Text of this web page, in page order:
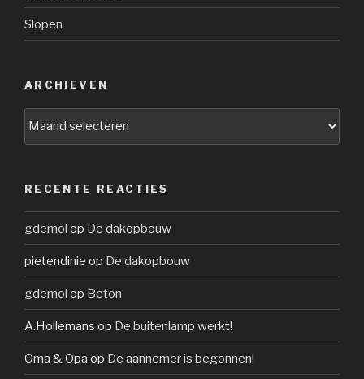
Slopen
ARCHIEVEN
RECENTE REACTIES
gdemol op De dakopbouw
pietendinie op De dakopbouw
gdemol op Beton
A.Hollemans op De buitenlamp werkt!
Oma & Opa op De aannemer is begonnen!